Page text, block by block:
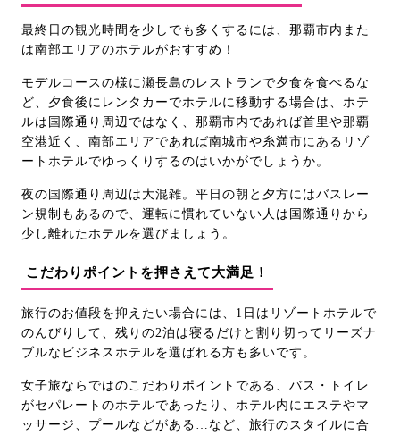
最終日の観光時間を少しでも多くするには、那覇市内また
は南部エリアのホテルがおすすめ！
モデルコースの様に瀬長島のレストランで夕食を食べるな
ど、夕食後にレンタカーでホテルに移動する場合は、ホテ
ルは国際通り周辺ではなく、那覇市内であれば首里や那覇
空港近く、南部エリアであれば南城市や糸満市にあるリゾ
ートホテルでゆっくりするのはいかがでしょうか。
夜の国際通り周辺は大混雑。平日の朝と夕方にはバスレー
ン規制もあるので、運転に慣れていない人は国際通りから
少し離れたホテルを選びましょう。
こだわりポイントを押さえて大満足！
旅行のお値段を抑えたい場合には、1日はリゾートホテルで
のんびりして、残りの2泊は寝るだけと割り切ってリーズナ
ブルなビジネスホテルを選ばれる方も多いです。
女子旅ならではのこだわりポイントである、バス・トイレ
がセパレートのホテルであったり、ホテル内にエステやマ
ッサージ、プールなどがある…など、旅行のスタイルに合